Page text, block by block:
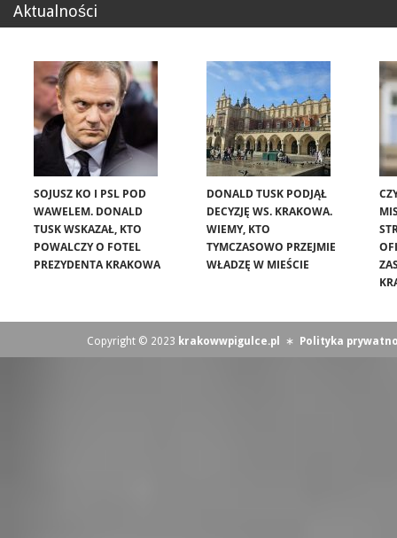
Aktualności
SOJUSZ KO I PSL POD
WAWELEM. DONALD
TUSK WSKAZAŁ, KTO
POWALCZY O FOTEL
PREZYDENTA KRAKOWA
DONALD TUSK PODJĄŁ
DECYZJĘ WS. KRAKOWA.
WIEMY, KTO
TYMCZASOWO PRZEJMIE
WŁADZĘ W MIEŚCIE
Copyright © 2023 krakowwpigulce.pl ∗ Polityka